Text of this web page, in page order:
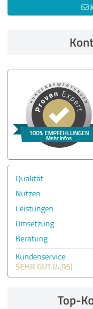
Qualität
Nutzen
Leistungen
Umsetzung
Beratung
Kundenservice
SEHR GUT (4,95)
Top-